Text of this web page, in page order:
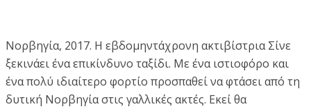
Νορβηγία, 2017. Η εβδομηντάχρονη ακτιβίστρια Σίνε
ξεκινάει ένα επικίνδυνο ταξίδι. Με ένα ιστιοφόρο και
ένα πολύ ιδιαίτερο φορτίο προσπαθεί να φτάσει από τη
δυτική Νορβηγία στις γαλλικές ακτές. Εκεί θα